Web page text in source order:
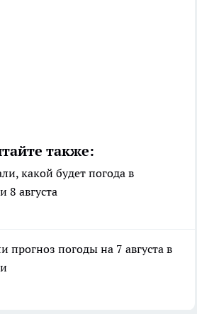
также:
какой будет погода в
8 августа
прогноз погоды на 7 августа в